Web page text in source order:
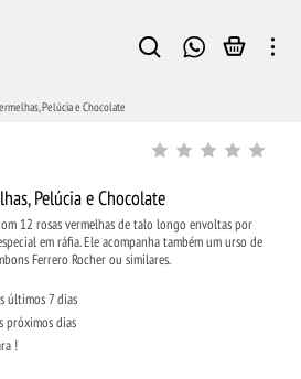
Pelúcia e Chocolate
Pelúcia e Chocolate
12 rosas vermelhas de talo longo envoltas por
em ráfia. Ele acompanha também um urso de
Ferrero Rocher ou similares.
últimos 7 dias
próximos dias
!